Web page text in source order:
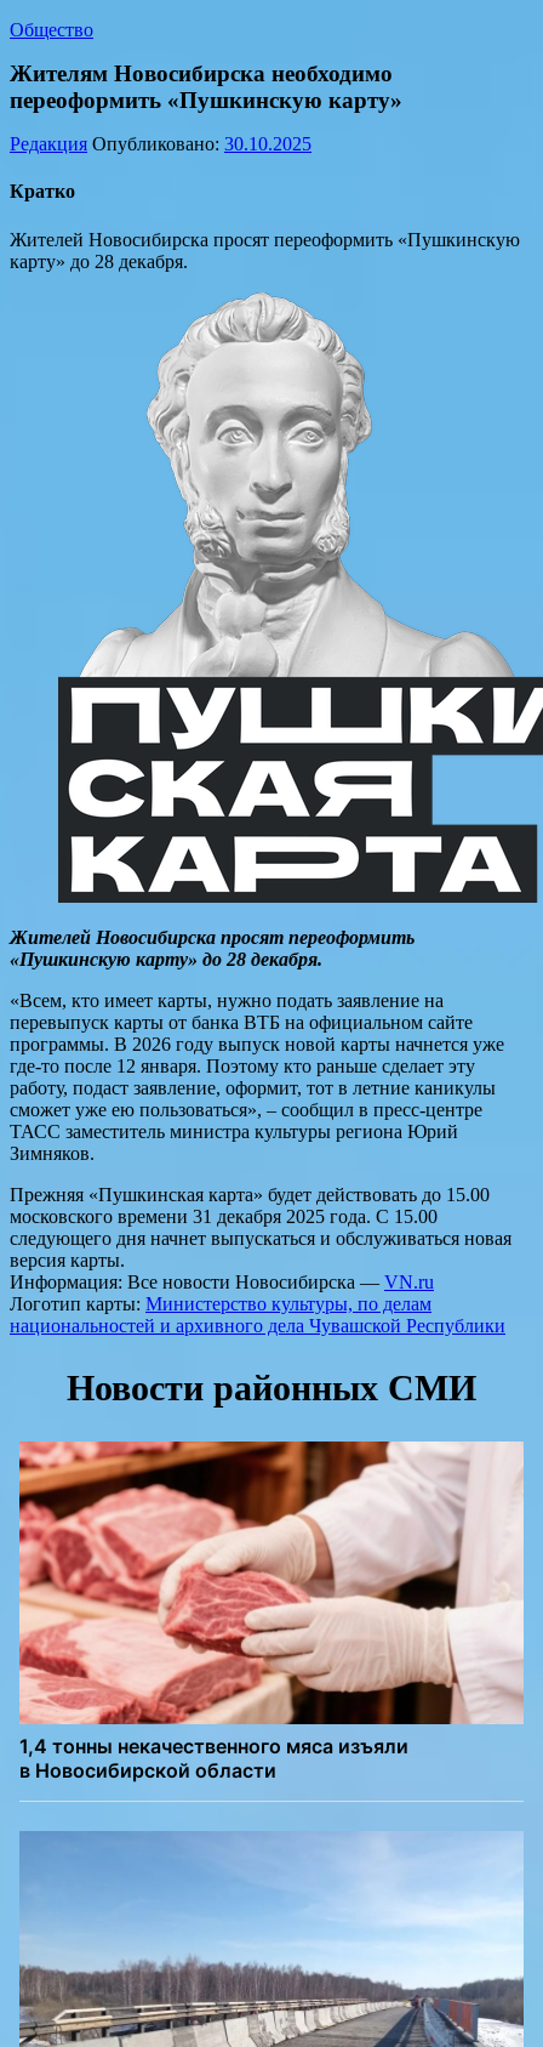
Общество
Жителям Новосибирска необходимо
переоформить «Пушкинскую карту»
Редакция Опубликовано: 30.10.2025
Кратко
Жителей Новосибирска просят переоформить «Пушкинскую
карту» до 28 декабря.
Жителей Новосибирска просят переоформить
«Пушкинскую карту» до 28 декабря.
«Всем, кто имеет карты, нужно подать заявление на
перевыпуск карты от банка ВТБ на официальном сайте
программы. В 2026 году выпуск новой карты начнется уже
где-то после 12 января. Поэтому кто раньше сделает эту
работу, подаст заявление, оформит, тот в летние каникулы
сможет уже ею пользоваться», – сообщил в пресс-центре
ТАСС заместитель министра культуры региона Юрий
Зимняков.
Прежняя «Пушкинская карта» будет действовать до 15.00
московского времени 31 декабря 2025 года. С 15.00
следующего дня начнет выпускаться и обслуживаться новая
версия карты.
Информация: Все новости Новосибирска — VN.ru
Логотип карты: Министерство культуры, по делам
национальностей и архивного дела Чувашской Республики